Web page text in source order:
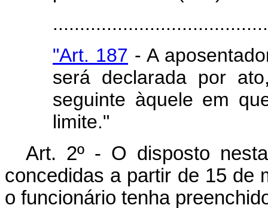
"Art. 187 - A
será declarada por
seguinte àquele em
limite."
Art. 2º - O disposto
concedidas a partir de 15 de
o funcionário tenha